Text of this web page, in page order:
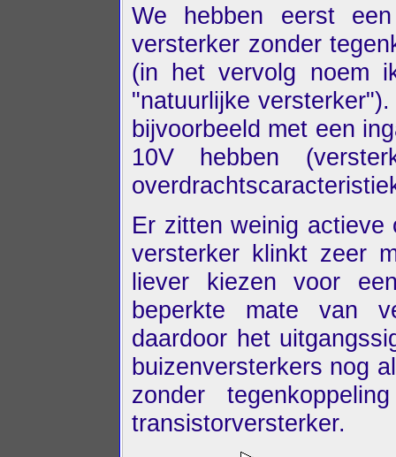
We hebben eerst
versterker zonder
(in het vervolg noem
"natuurlijke
bijvoorbeeld met een
10V hebben
Er zitten weinig actieve
versterker klinkt zeer
liever kiezen voor
beperkte mate van
daardoor het
buizenversterkers nog
zonder
transistorversterker.